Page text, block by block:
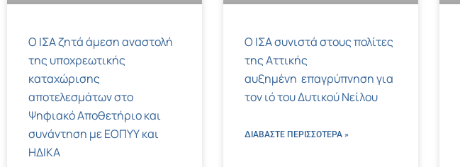
Ο ΙΣΑ ζητά άμεση αναστολή
της υποχρεωτικής
καταχώρισης
αποτελεσμάτων στο
Ψηφιακό Αποθετήριο και
συνάντηση με ΕΟΠΥΥ και
ΗΔΙΚΑ
Ο ΙΣΑ συνιστά στους πολίτες
της Αττικής
αυξημένη επαγρύπνηση για
τον ιό του Δυτικού Νείλου
ΔΙΑΒΑΣΤΕ ΠΕΡΙΣΣΌΤΕΡΑ »